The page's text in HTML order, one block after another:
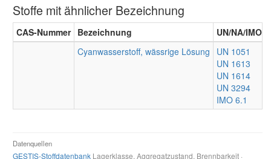
Stoffe mit ähnlicher Bezeichnung
CAS-Nummer Bezeichnung
UN/NA/IMO/
Cyanwasserstoff, wässrige Lösung
UN 1051
UN 1613
UN 1614
UN 3294
IMO 6.1
Datenquellen
GESTIS-Stoffdatenbank Lagerklasse, Aggregatzustand, Brennbarkeit ·